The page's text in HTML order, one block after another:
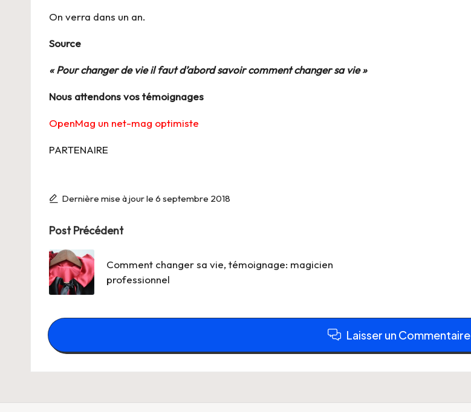
On verra dans un an.
Source
« Pour changer de vie il faut d’abord savoir commentchanger sa vie »
Nous attendons vos témoignages
OpenMag un net-mag optimiste
PARTENAIRE
Dernière mise à jour le 6 septembre 2018
Post
navigation
Post Précédent
Comment changer sa vie, témoignage: magicien
professionnel
Laisser un Commentaire